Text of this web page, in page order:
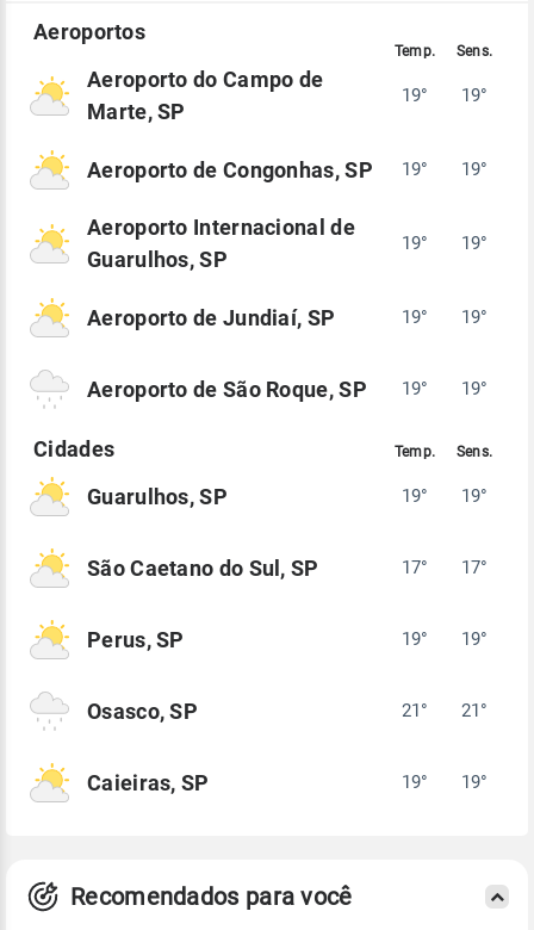
Aeroporto do Campo de
Marte, SP
19° 19°
Aeroporto de Congonhas, SP 19° 19°
Aeroporto Internacional de
Guarulhos, SP
19° 19°
Aeroporto de Jundiaí, SP 19° 19°
Aeroporto de São Roque, SP 19° 19°
Guarulhos, SP 19° 19°
São Caetano do Sul, SP 17° 17°
Perus, SP 19° 19°
Osasco, SP 21° 21°
Caieiras, SP 19° 19°
Recomendados para você